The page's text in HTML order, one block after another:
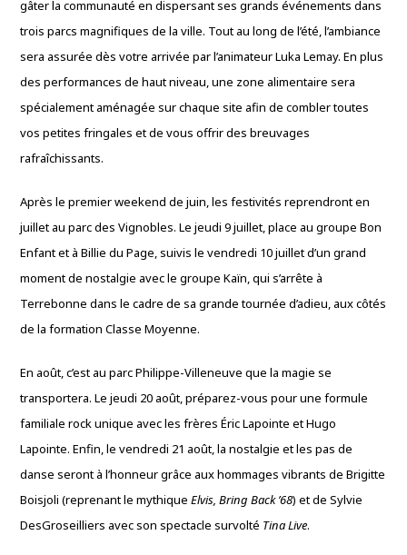
gâter la communauté en dispersant ses grands événements dans
trois parcs magnifiques de la ville. Tout au long de l’été, l’ambiance
sera assurée dès votre arrivée par l’animateur Luka Lemay. En plus
des performances de haut niveau, une zone alimentaire sera
spécialement aménagée sur chaque site afin de combler toutes
vos petites fringales et de vous offrir des breuvages
rafraîchissants.
Après le premier weekend de juin, les festivités reprendront en
juillet au parc des Vignobles. Le jeudi 9 juillet, place au groupe Bon
Enfant et à Billie du Page, suivis le vendredi 10 juillet d’un grand
moment de nostalgie avec le groupe Kaïn, qui s’arrête à
Terrebonne dans le cadre de sa grande tournée d’adieu, aux côtés
de la formation Classe Moyenne.
En août, c’est au parc Philippe-Villeneuve que la magie se
transportera. Le jeudi 20 août, préparez-vous pour une formule
familiale rock unique avec les frères Éric Lapointe et Hugo
Lapointe. Enfin, le vendredi 21 août, la nostalgie et les pas de
danse seront à l’honneur grâce aux hommages vibrants de Brigitte
Boisjoli (reprenant le mythiqueElvis, Bring Back ’68) et de Sylvie
DesGroseilliers avec son spectacle survolté Tina Live.